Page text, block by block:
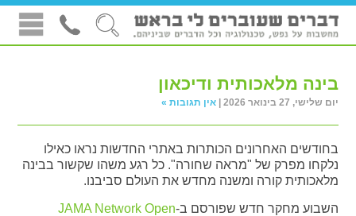
בינה מלאכותית ודיכאון
יום שלישי, 27 בינואר 2026 | אין תגובות »
בחודשים האחרונים הכותרות באתרי החדשות נראו כאילו
נלקחו מפרק של "מראה שחורה". כל רגע משהו שקשור בבינה
מלאכותית קורה ומשנה מחדש את העולם סביבנו.
השבוע מחקר חדש שפורסם ב-JAMA Network Open